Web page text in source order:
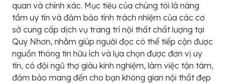
quan và chính xác. Mục tiêu của chúng tôi là nâng
tầm uy tín và đảm bảo tính trách nhiệm của các cơ
sở cung cấp dịch vụ trang trí nội thất chất lượng tại
Quy Nhơn, nhằm giúp người đọc có thể tiếp cận được
nguồn thông tin hữu ích và lựa chọn được đơn vị uy
tín, có đội ngũ thợ giàu kinh nghiệm, làm việc tận tâm,
đảm bảo mang đến cho bạn không gian nội thất đẹp